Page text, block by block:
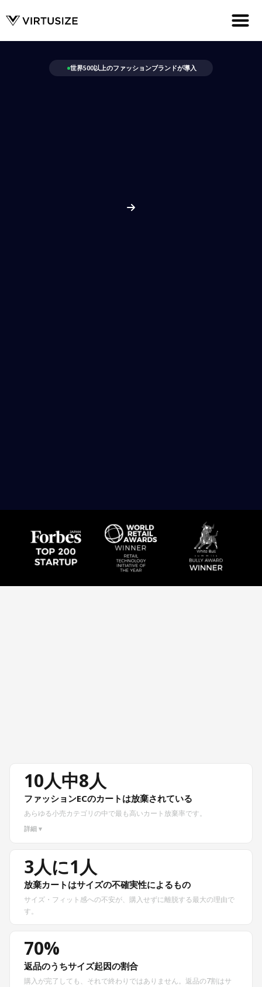
世界500以上のファッションブランドが導入
10人中8人
ファッションECのカートは放棄されている
あらゆる小売カテゴリの中で最も高いカート放棄率です。
詳細 ▾
3人に1人
放棄カートはサイズの不確実性によるもの
サイズ・フィット感への不安が、購入せずに離脱する最大の理由で
す。
70%
返品のうちサイズ起因の割合
購入が完了しても、それで終わりではありません。返品の7割はサ